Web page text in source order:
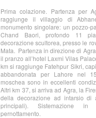
Prima colazione. Partenza per
raggiunge il villaggio di
monumento singolare: un pozzo-
Chand Baori, profondo 11
decorazione scultorea, presso le
Mata. Partenza in direzione di
il pranzo all’hotel Laxmi Vilas
km si raggiunge Fatehpur Sikri,
abbandonata per Lahore nel
moschea sono in eccellenti
Altri km 37, si arriva ad Agra, la
della decorazione ad intarsio di
principali). Sistemazione
pernottamento.